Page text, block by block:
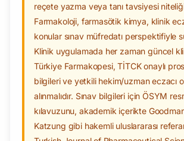
reçete yazma veya tanı tavsiyesi
Farmakoloji, farmasötik kimya, klinik
konular sınav müfredatı perspektifiyle
Klinik uygulamada her zaman güncel
Türkiye Farmakopesi, TİTCK onaylı
bilgileri ve yetkili hekim/uzman eczacı
alınmalıdır. Sınav bilgileri için ÖSYM
kılavuzunu, akademik içerikte
Katzung gibi hakemli uluslararası